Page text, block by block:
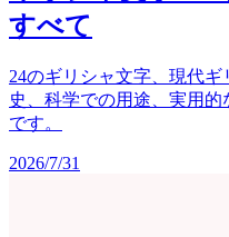
すべて
24のギリシャ文字、現代
史、科学での用途、実用
です。
2026/7/31